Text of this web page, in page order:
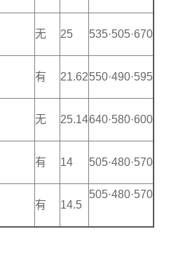
无 25 535·505·670
有 21.62550·490·595
无 25.14640·580·600
有 14 505·480·570
有 14.5
505·480·570